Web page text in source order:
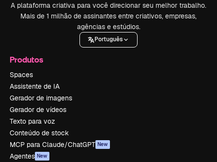
A plataforma criativa para você direcionar seu melhor trabalho.
Mais de 1 milhão de assinantes entre criativos, empresas,
agências e estúdios.
Português
Produtos
Spaces
Assistente de IA
Gerador de imagens
Gerador de vídeos
Texto para voz
Conteúdo de stock
MCP para Claude/ChatGPT New
Agentes New